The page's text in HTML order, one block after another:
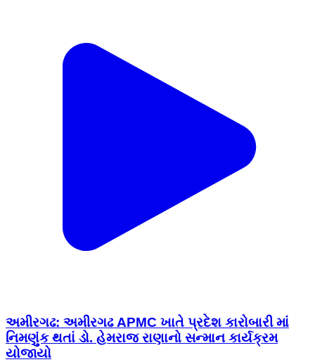
અમીરગઢ: અમીરગઢ APMC ખાતે પ્રદેશ કારોબારી માં
નિમણુંક થતાં ડો. હેમરાજ રાણાનો સન્માન કાર્યક્રમ
યોજાયો